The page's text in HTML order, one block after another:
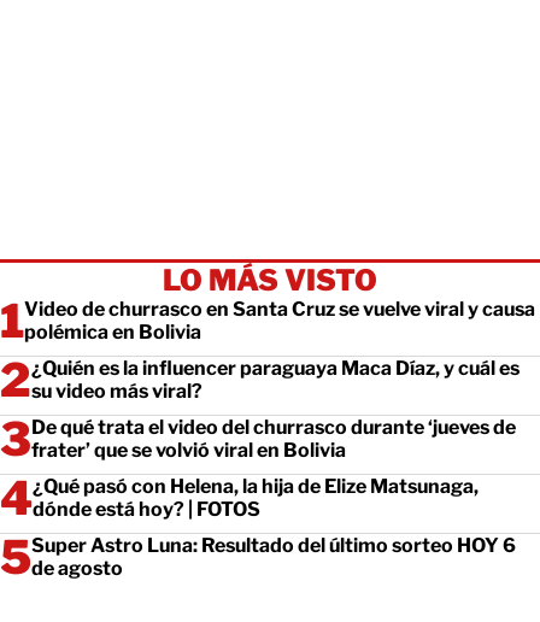
LO MÁS VISTO
Video de churrasco en Santa Cruz se vuelve viral y causa
polémica en Bolivia
¿Quién es la influencer paraguaya Maca Díaz, y cuál es
su video más viral?
De qué trata el video del churrasco durante ‘jueves de
frater’ que se volvió viral en Bolivia
¿Qué pasó con Helena, la hija de Elize Matsunaga,
dónde está hoy? | FOTOS
Super Astro Luna: Resultado del último sorteo HOY 6
de agosto